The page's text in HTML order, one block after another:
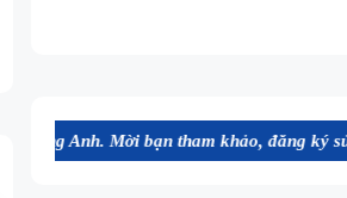
bạn tham khảo, đăng ký sử dụng.